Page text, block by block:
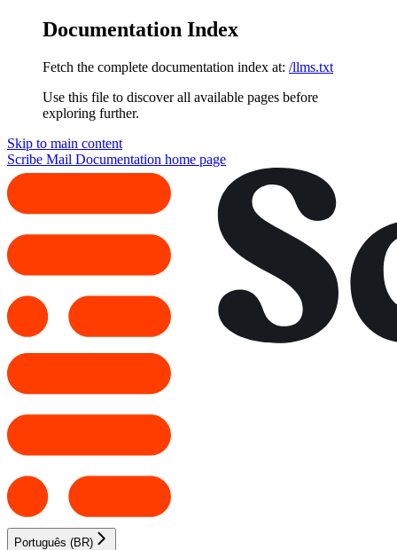
Documentation Index
Fetch the complete documentation index at: /llms.txt
Use this file to discover all available pages before
exploring further.
Skip to main content
Scribe Mail Documentation home page
Português (BR)